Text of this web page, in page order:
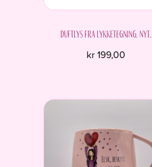
Duftlys fra Lykketegning. Nyt.
kr199,00